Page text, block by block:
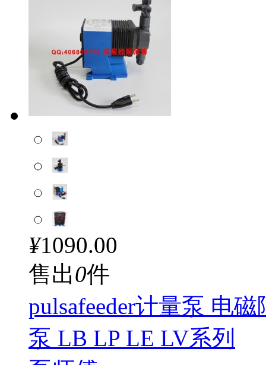
¥1090.00
售出0件
pulsafeeder计量泵 电
泵 LB LP LE LV系列